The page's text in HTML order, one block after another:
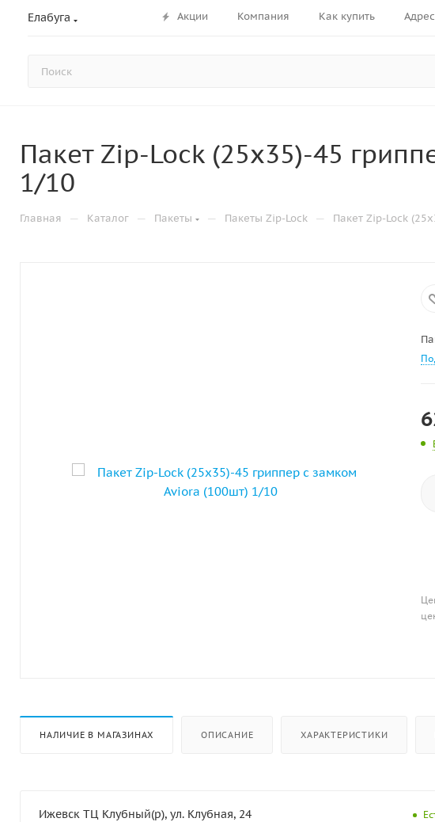
Елабуга Акции Компания Как купить
Пакет Zip-Lock (25х35)-45
1/10
Главная — Каталог — Пакеты — Пакеты Zip-Lock — Пакет Zip-Lock
НАЛИЧИЕ В МАГАЗИНАХ ОПИСАНИЕ ХАРАКТЕРИСТИКИ
Ижевск ТЦ Клубный(р), ул. Клубная, 24